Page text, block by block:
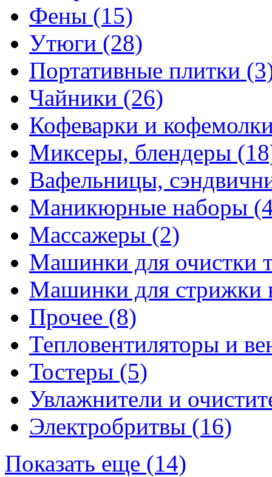
Фены (15)
Утюги (28)
Портативные плитки
Чайники (26)
Кофеварки и
Миксеры, блендеры
Вафельницы,
Маникюрные наборы
Массажеры (2)
Машинки для очистки
Машинки для стрижки
Прочее (8)
Тепловентиляторы и
Тостеры (5)
Увлажнители и
Электробритвы (16)
Показать еще (14)